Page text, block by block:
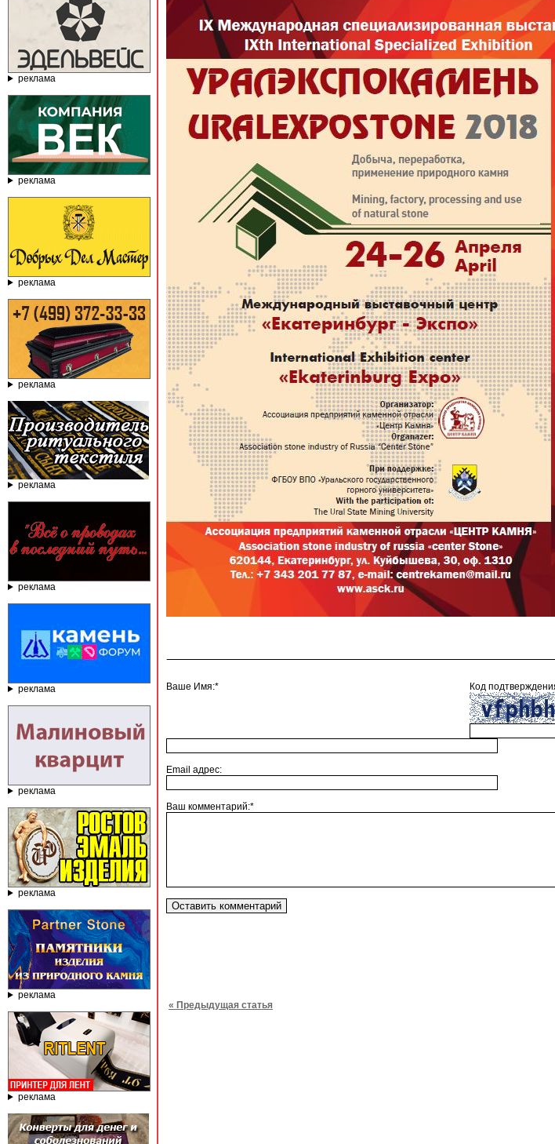
реклама
реклама
реклама
реклама
реклама
реклама
реклама
реклама
реклама
реклама
реклама
Код
Ваше Имя:*
Email адрес:
Ваш комментарий:*
« Предыдущая статья